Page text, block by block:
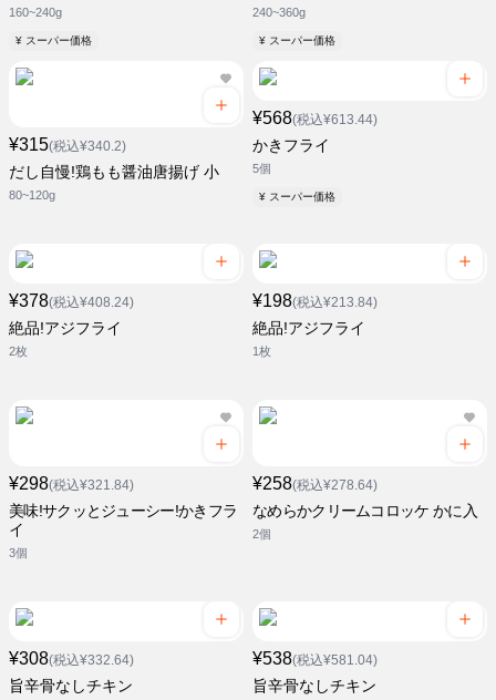
160~240g
¥ スーパー価格
240~360g
¥ スーパー価格
¥315(税込¥340.2)
だし自慢!鶏もも醤油唐揚げ 小
80~120g
¥568(税込¥613.44)
かきフライ
5個
¥ スーパー価格
¥378(税込¥408.24)
絶品!アジフライ
2枚
¥198(税込¥213.84)
絶品!アジフライ
1枚
¥298(税込¥321.84)
美味!サクッとジューシー!かきフラ
イ
3個
¥258(税込¥278.64)
なめらかクリームコロッケ かに入
2個
¥308(税込¥332.64)
旨辛骨なしチキン
¥538(税込¥581.04)
旨辛骨なしチキン